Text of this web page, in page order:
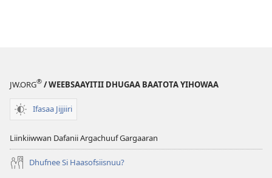
JW.ORG® / WEEBSAAYITII DHUGAA BAATOTA YIHOWAA
Ifasaa Jijjiiri
Liinkiiwwan Dafanii Argachuuf Gargaaran
Dhufnee Si Haasofsiisnuu?